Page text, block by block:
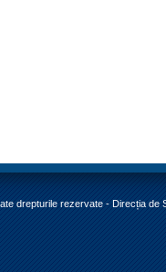
drepturile rezervate - Direcția de